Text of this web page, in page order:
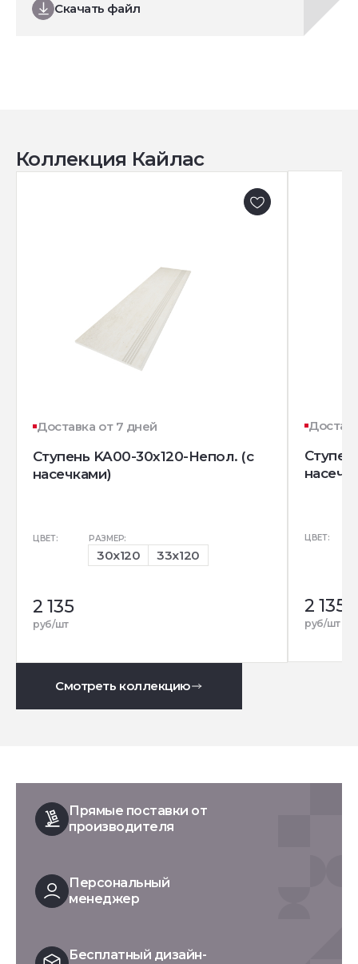
Скачать файл
Коллекция Кайлас
Доставка от 7 дней
Ступень KA00-30x120-Непол. (с
насечками)
ЦВЕТ: РАЗМЕР:
30x120 33x120
2 135
руб/шт
ЦВЕТ:
2 135
руб/шт
Смотреть коллекцию
Прямые поставки от
производителя
Персональный
менеджер
Бесплатный дизайн-